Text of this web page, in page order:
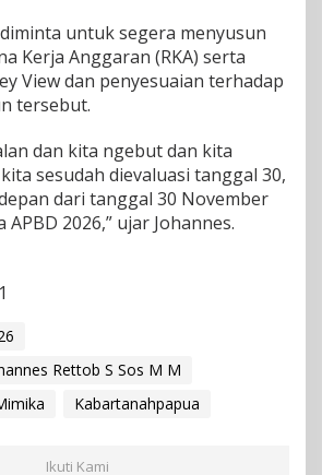
untuk segera menyusun
Kerja Anggaran (RKA) serta
View dan penyesuaian terhadap
tersebut.
dan kita ngebut dan kita
sesudah dievaluasi tanggal 30,
dari tanggal 30 November
2026,” ujar Johannes.
Rettob S Sos M M
Kabartanahpapua
Ikuti Kami